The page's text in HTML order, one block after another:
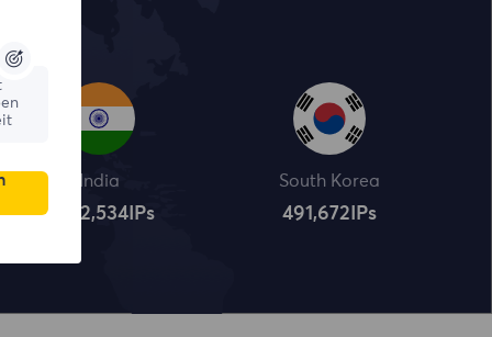
India
4,322,534 IPs
South Korea
491,672 IPs